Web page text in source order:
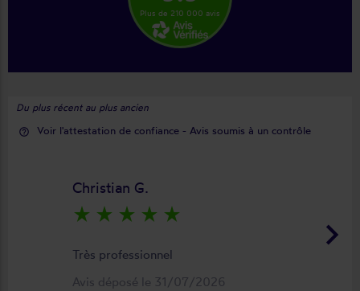
Plus de 210 000 avis
Du plus récent au plus ancien
help_outline Voir l'attestation de confiance - Avis soumis à un contrôle
keyboard_arrow_right
Christian G.
star_rate star_rate star_rate star_rate star_rate
Très professionnel
Avis déposé le 31/07/2026